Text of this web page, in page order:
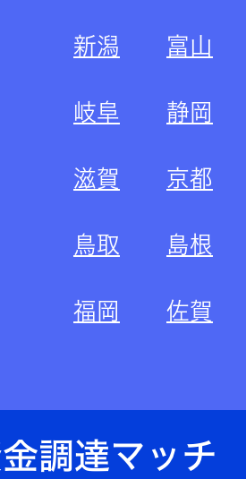
新潟 富山
岐阜 静岡
滋賀 京都
鳥取 島根
福岡 佐賀